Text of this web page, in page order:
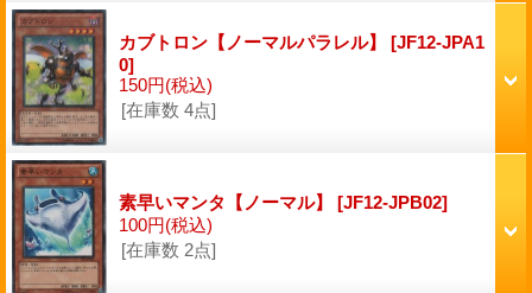
カブトロン【ノーマルパラレル】 [JF12-JPA1
0]
150円(税込)
[在庫数 4点]
素早いマンタ【ノーマル】 [JF12-JPB02]
100円(税込)
[在庫数 2点]